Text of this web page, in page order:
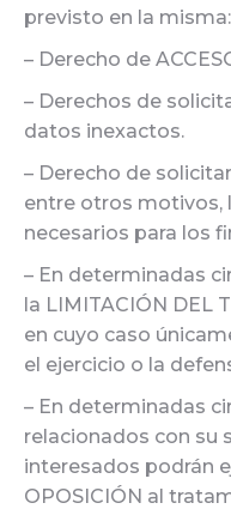
previsto en la misma:
– Derecho de
– Derechos de
datos inexactos.
– Derecho de
entre otros motivos,
necesarios para los
– En determinadas
la LIMITACIÓN DEL
en cuyo caso
el ejercicio o la
– En determinadas
relacionados con su
interesados podrán
OPOSICIÓN al